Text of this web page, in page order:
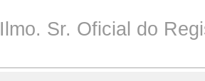
Ilmo. Sr. Oficial do